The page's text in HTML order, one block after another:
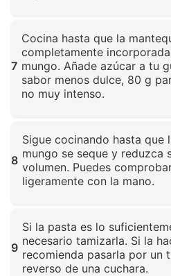
7
Cocina hasta que la
completamente
mungo. Añade azúcar a tu
sabor menos dulce, 80 g
no muy intenso.
8
Sigue cocinando hasta que
mungo se seque y reduzca
volumen. Puedes
ligeramente con la mano.
9
Si la pasta es lo
necesario tamizarla. Si la
recomienda pasarla por un
reverso de una cuchara.